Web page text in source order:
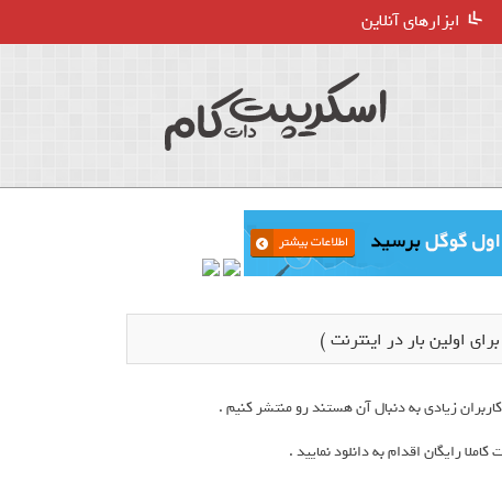
ابزارهای آنلاین
زیادی به دنبال آن هستند رو منتشر کنیم .